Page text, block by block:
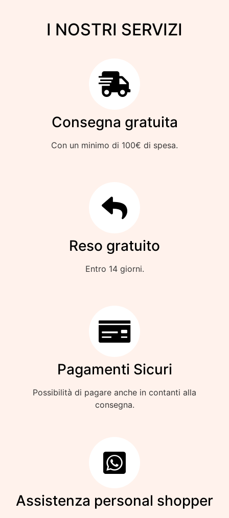
I NOSTRI SERVIZI
Consegna gratuita
Con un minimo di 100€ di spesa.
Reso gratuito
Entro 14 giorni.
Pagamenti Sicuri
Possibilità di pagare anche in contanti alla
consegna.
Assistenza personal shopper